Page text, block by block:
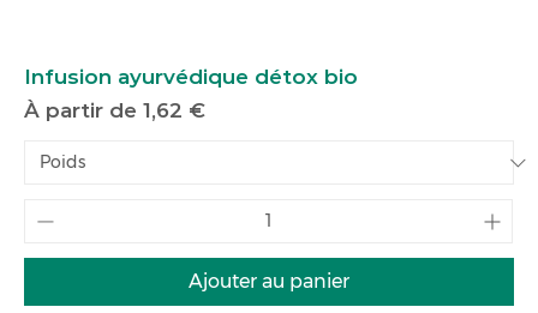
Infusion ayurvédique détox bio
À partir de 1,62 €
Prix promotionnel
Ajouter au panier